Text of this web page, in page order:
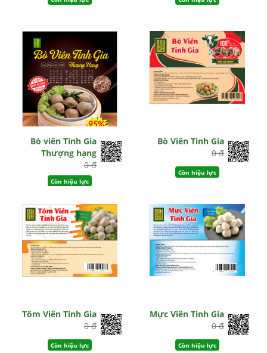
Bò viên Tinh Gia
Thượng hạng
0 đ
Còn hiệu lực
Bò Viên Tinh Gia
0 đ
Còn hiệu lực
Tôm Viên Tinh Gia
0 đ
Còn hiệu lực
Mực Viên Tinh Gia
0 đ
Còn hiệu lực